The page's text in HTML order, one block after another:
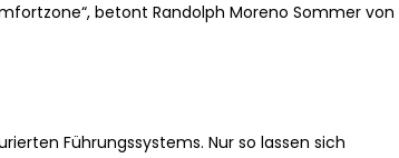
betont Randolph Moreno Sommer von
Führungssystems. Nur so lassen sich